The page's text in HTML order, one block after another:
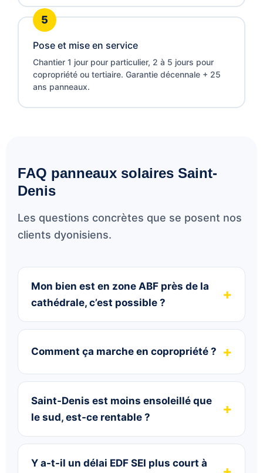
Pose et mise en service
Chantier 1 jour pour particulier, 2 à 5 jours pour
copropriété ou tertiaire. Garantie décennale + 25
ans panneaux.
FAQ panneaux solaires Saint-
Denis
Les questions concrètes que se posent nos
clients dyonisiens.
Mon bien est en zone ABF près de la
cathédrale, c’est possible ?
Comment ça marche en copropriété ?
Saint-Denis est moins ensoleillé que
le sud, est-ce rentable ?
Y a-t-il un délai EDF SEI plus court à